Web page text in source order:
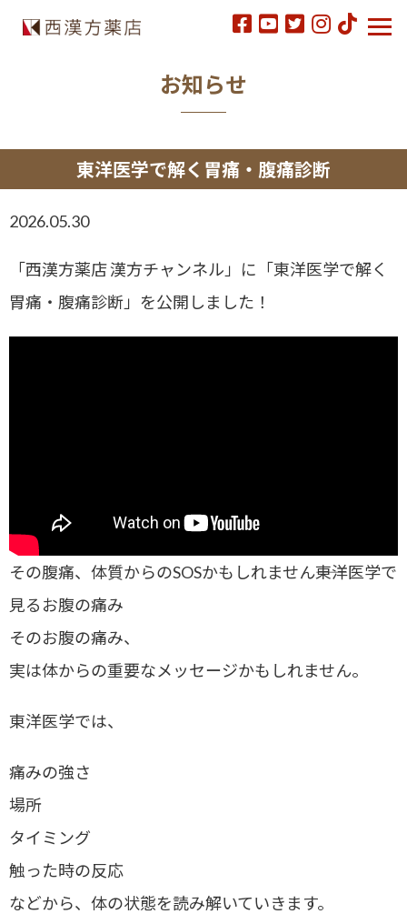
お知らせ
東洋医学で解く胃痛・腹痛診断
2026.05.30
「西漢方薬店 漢方チャンネル」に「東洋医学で解く
胃痛・腹痛診断」を公開しました！
その腹痛、体質からのSOSかもしれません――東洋医学で
見るお腹の痛み
そのお腹の痛み、
実は体からの重要なメッセージかもしれません。
東洋医学では、
痛みの強さ
場所
タイミング
触った時の反応
などから、体の状態を読み解いていきます。